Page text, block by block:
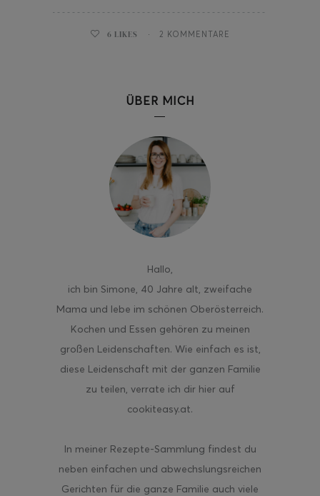
6 LIKES 2 KOMMENTARE
ÜBER MICH
Hallo,
ich bin Simone, 40 Jahre alt, zweifache
Mama und lebe im schönen Oberösterreich.
Kochen und Essen gehören zu meinen
großen Leidenschaften. Wie einfach es ist,
diese Leidenschaft mit der ganzen Familie
zu teilen, verrate ich dir hier auf
cookiteasy.at.
In meiner Rezepte-Sammlung findest du
neben einfachen und abwechslungsreichen
Gerichten für die ganze Familie auch viele